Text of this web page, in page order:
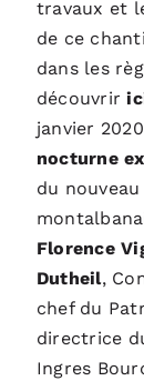
travaux et
de ce
dans les
découvrir
janvier
nocturne
du
Florence
Dutheil,
chef du
directrice
Ingres